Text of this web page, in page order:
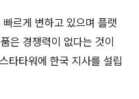
르게 변하고 있으며 플랫
은 경쟁력이 없다는 것이
타타워에 한국 지사를 설립